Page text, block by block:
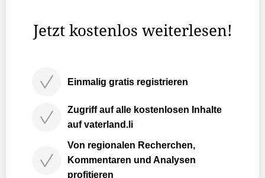
Jetzt kostenlos weiterlesen!
Einmalig gratis registrieren
Zugriff auf alle kostenlosen Inhalte
auf vaterland.li
Von regionalen Recherchen,
Kommentaren und Analysen
profitieren